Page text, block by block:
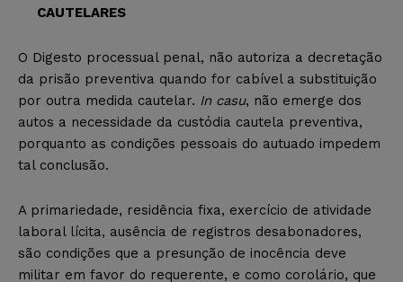
CAUTELARES
O Digesto processual penal, não autoriza a decretação
da prisão preventiva quando for cabível a substituição
por outra medida cautelar. In casu, não emerge dos
autos a necessidade da custódia cautela preventiva,
porquanto as condições pessoais do autuado impedem
tal conclusão.
A primariedade, residência fixa, exercício de atividade
laboral lícita, ausência de registros desabonadores,
são condições que a presunção de inocência deve
militar em favor do requerente, e como corolário, que